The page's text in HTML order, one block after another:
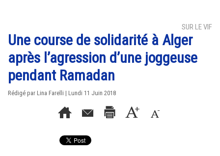
SUR LE VIF
Une course de solidarité à Alger
après l’agression d’une joggeuse
pendant Ramadan
Rédigé par Lina Farelli | Lundi 11 Juin 2018